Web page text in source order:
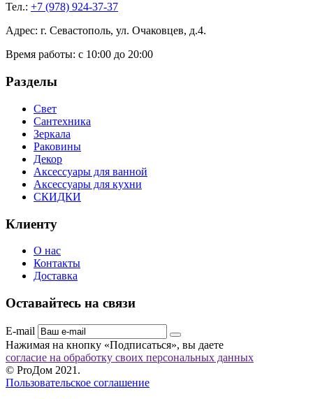
Тел.: +7 (978) 924-37-37
Адрес: г. Севастополь, ул. Очаковцев, д.4.
Время работы: с 10:00 до 20:00
Разделы
Свет
Сантехника
Зеркала
Раковины
Декор
Аксессуары для ванной
Аксессуары для кухни
СКИДКИ
Клиенту
О нас
Контакты
Доставка
Оставайтесь на связи
E-mail
Нажимая на кнопку «Подписаться», вы даете
согласие на обработку своих персональных данных
© ProДом 2021.
Пользовательское соглашение